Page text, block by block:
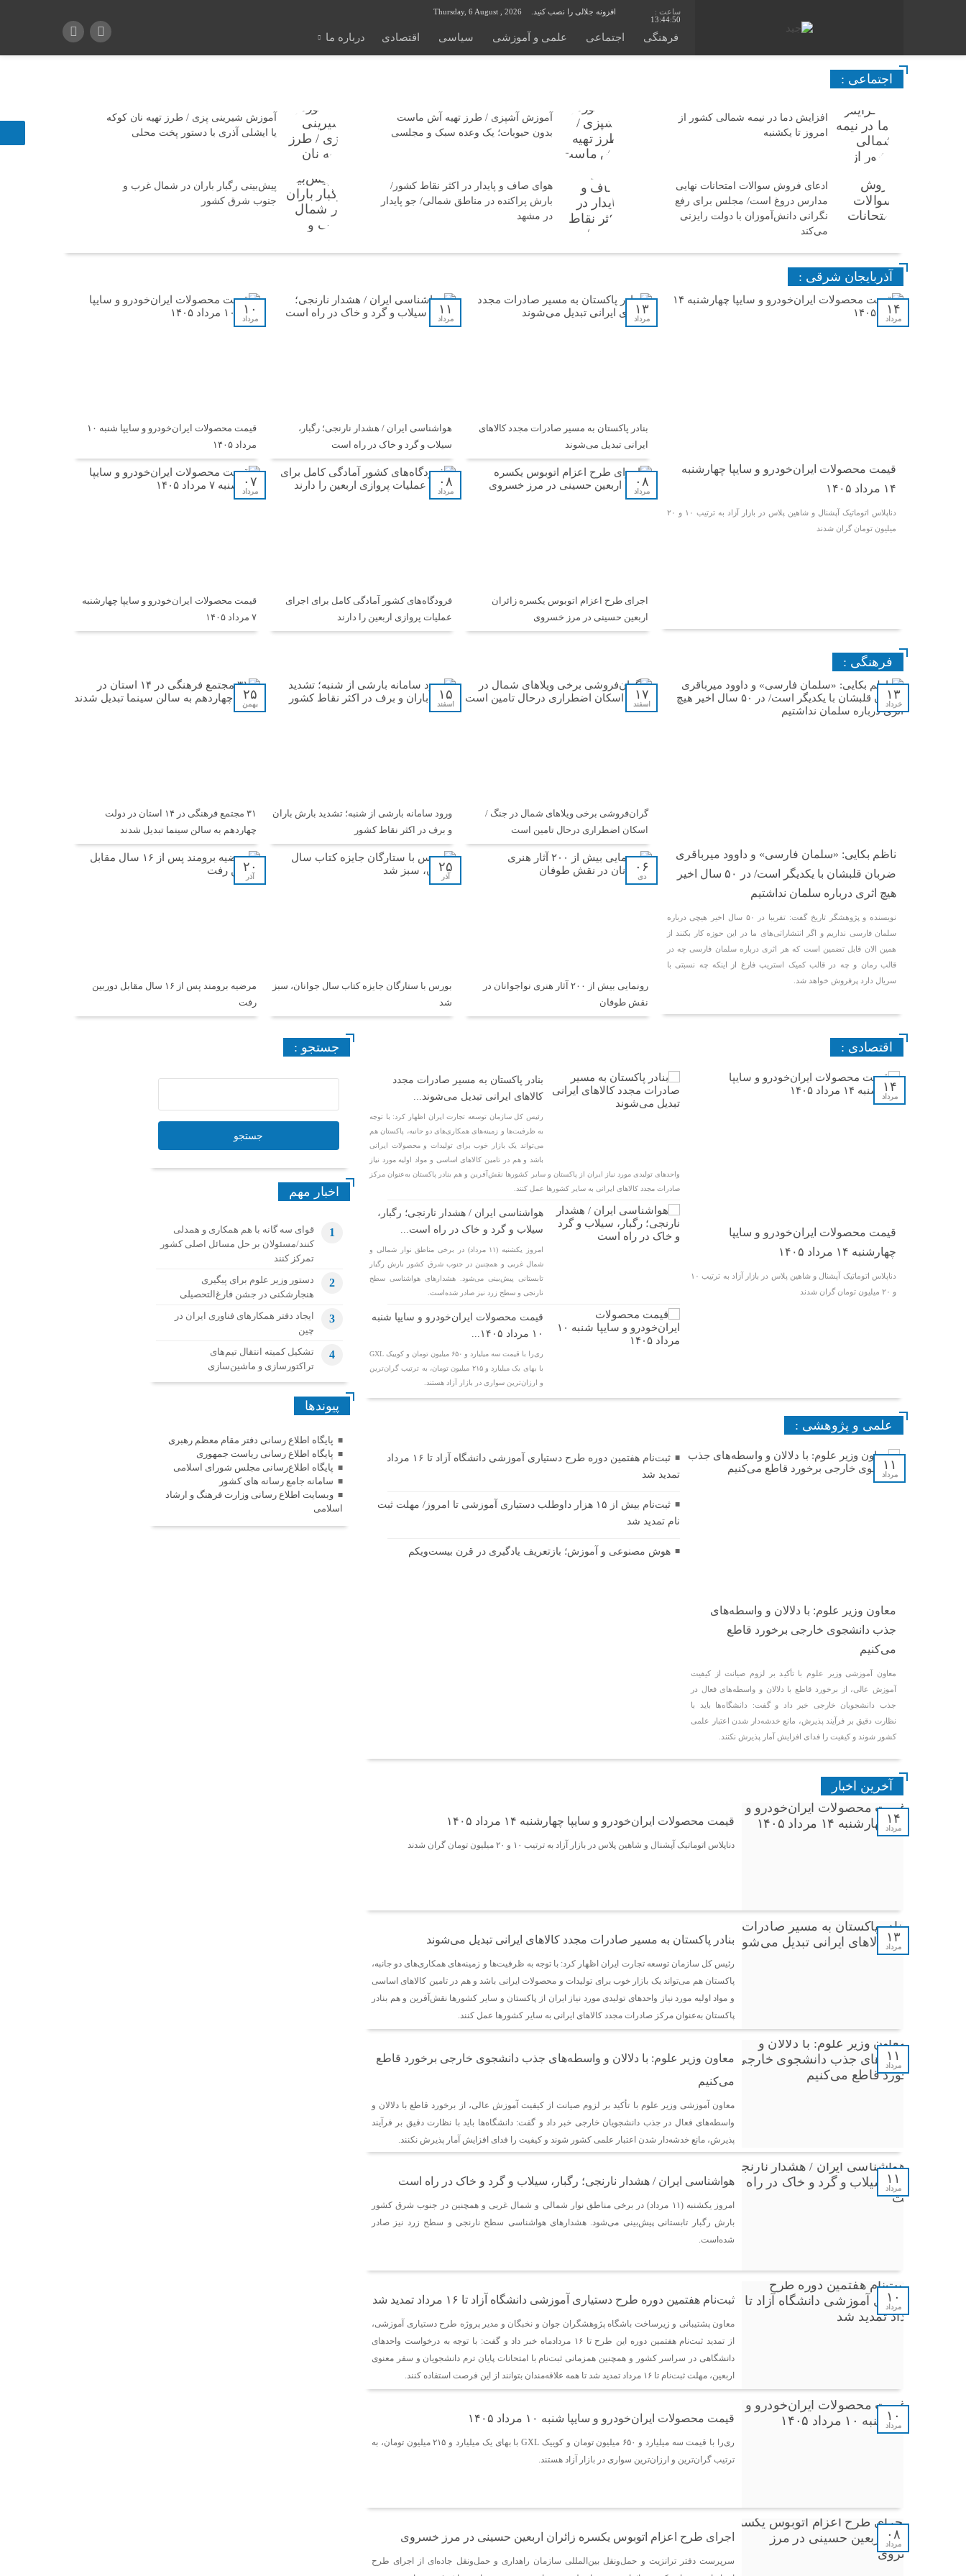
13:44:50
افزونه جلالی را نصب کنید. Thursday, 6 August , 2026
فرهنگی اجتماعی علمی و آموزشی سیاسی اقتصادی درباره ما
اجتماعی :
افزایش دما در نیمه شمالی کشور از
امروز تا یکشنبه
آموزش آشپزی / طرز تهیه آش ماست
بدون حبوبات؛ یک وعده سبک و مجلسی
آموزش شیرینی پزی / طرز تهیه نان کوکه
یا ایشلی آذری با دستور پخت محلی
ادعای فروش سوالات امتحانات نهایی
مدارس دروغ است/ مجلس برای رفع
نگرانی دانش‌آموزان با دولت رایزنی
می‌کند
هوای صاف و پایدار در اکثر نقاط کشور/
بارش پراکنده در مناطق شمالی/ جو پایدار
در مشهد
پیش‌بینی رگبار باران در شمال غرب و
جنوب شرق کشور
آذربایجان شرقی :
۱۴
مرداد
قیمت محصولات ایران‌خودرو و سایپا چهارشنبه
۱۴ مرداد ۱۴۰۵
دناپلاس اتوماتیک آپشنال و شاهین پلاس در بازار آزاد به ترتیب ۱۰ و ۲۰
میلیون تومان گران شدند
۱۳
مرداد
بنادر پاکستان به مسیر صادرات مجدد کالاهای
ایرانی تبدیل می‌شوند
۱۱
مرداد
هواشناسی ایران / هشدار نارنجی؛ رگبار،
سیلاب و گرد و خاک در راه است
۱۰
مرداد
قیمت محصولات ایران‌خودرو و سایپا شنبه ۱۰
مرداد ۱۴۰۵
۰۸
مرداد
اجرای طرح اعزام اتوبوس یکسره زائران
اربعین حسینی در مرز خسروی
۰۸
مرداد
فرودگاه‌های کشور آمادگی کامل برای اجرای
عملیات پروازی اربعین را دارند
۰۷
مرداد
قیمت محصولات ایران‌خودرو و سایپا چهارشنبه
۷ مرداد ۱۴۰۵
فرهنگی :
۱۳
خرداد
ناظم بکایی: «سلمان فارسی» و داوود میرباقری
ضربان قلبشان با یکدیگر است/ در ۵۰ سال اخیر
هیچ اثری درباره سلمان نداشتیم
نویسنده و پژوهشگر تاریخ گفت: تقریبا در ۵۰ سال اخیر هیچی درباره
سلمان فارسی نداریم و اگر انتشاراتی‌های ما در این حوزه کار بکنند از
همین الان قابل تضمین است که هر اثری درباره سلمان فارسی چه در
قالب رمان و چه در قالب کمیک استریپ فارغ از اینکه چه نسبتی با
سریال دارد پرفروش خواهد شد.
۱۷
اسفند
گران‌فروشی برخی ویلاهای شمال در جنگ /
اسکان اضطراری درحال تامین است
۱۵
اسفند
ورود سامانه بارشی از شنبه؛ تشدید بارش باران
و برف در اکثر نقاط کشور
۲۵
بهمن
۳۱ مجتمع فرهنگی در ۱۴ استان در دولت
چهاردهم به سالن سینما تبدیل شدند
۰۶
دی
رونمایی بیش از ۲۰۰ آثار هنری نواجوانان در
نقش طوفان
۲۵
آذر
بورس با ستارگان جایزه کتاب سال جوانان، سبز
شد
۲۰
آذر
مرضیه برومند پس از ۱۶ سال مقابل دوربین
رفت
اقتصادی :
۱۴
مرداد
قیمت محصولات ایران‌خودرو و سایپا
چهارشنبه ۱۴ مرداد ۱۴۰۵
دناپلاس اتوماتیک آپشنال و شاهین پلاس در بازار آزاد به ترتیب ۱۰
و ۲۰ میلیون تومان گران شدند
بنادر پاکستان به مسیر صادرات مجدد
کالاهای ایرانی تبدیل می‌شوند...
رئیس کل سازمان توسعه تجارت ایران اظهار کرد: با توجه
به ظرفیت‌ها و زمینه‌های همکاری‌های دو جانبه، پاکستان هم
می‌تواند یک بازار خوب برای تولیدات و محصولات ایرانی
باشد و هم در تامین کالاهای اساسی و مواد اولیه مورد نیاز
واحدهای تولیدی مورد نیاز ایران از پاکستان و سایر کشورها نقش‌آفرین و هم بنادر پاکستان به‌عنوان مرکز
صادرات مجدد کالاهای ایرانی به سایر کشورها عمل کنند.
هواشناسی ایران / هشدار نارنجی؛ رگبار،
سیلاب و گرد و خاک در راه است...
امروز یکشنبه (۱۱ مرداد) در برخی مناطق نوار شمالی و
شمال غربی و همچنین در جنوب شرق کشور بارش رگبار
تابستانی پیش‌بینی می‌شود. هشدارهای هواشناسی سطح
نارنجی و سطح زرد نیز صادر شده‌است.
قیمت محصولات ایران‌خودرو و سایپا شنبه
۱۰ مرداد ۱۴۰۵...
ری‌را با قیمت سه میلیارد و ۶۵۰ میلیون تومان و کوییک GXL
با بهای یک میلیارد و ۲۱۵ میلیون تومان، به ترتیب گران‌ترین
و ارزان‌ترین سواری در بازار آزاد هستند.
علمی و پژوهشی :
۱۱
مرداد
معاون وزیر علوم: با دلالان و واسطه‌های
جذب دانشجوی خارجی برخورد قاطع
می‌کنیم
معاون آموزشی وزیر علوم با تأکید بر لزوم صیانت از کیفیت
آموزش عالی، از برخورد قاطع با دلالان و واسطه‌های فعال در
جذب دانشجویان خارجی خبر داد و گفت: دانشگاه‌ها باید با
نظارت دقیق بر فرآیند پذیرش، مانع خدشه‌دار شدن اعتبار علمی
کشور شوند و کیفیت را فدای افزایش آمار پذیرش نکنند.
ثبت‌نام هفتمین دوره طرح دستیاری آموزشی دانشگاه آزاد تا ۱۶ مرداد
تمدید شد
ثبت‌نام بیش از ۱۵ هزار داوطلب دستیاری آموزشی تا امروز/ مهلت ثبت
نام تمدید شد
هوش مصنوعی و آموزش؛ بازتعریف یادگیری در قرن بیست‌ویکم
آخرین اخبار
۱۴
مرداد
قیمت محصولات ایران‌خودرو و سایپا چهارشنبه ۱۴ مرداد ۱۴۰۵
دناپلاس اتوماتیک آپشنال و شاهین پلاس در بازار آزاد به ترتیب ۱۰ و ۲۰ میلیون تومان گران شدند
۱۳
مرداد
بنادر پاکستان به مسیر صادرات مجدد کالاهای ایرانی تبدیل می‌شوند
رئیس کل سازمان توسعه تجارت ایران اظهار کرد: با توجه به ظرفیت‌ها و زمینه‌های همکاری‌های دو جانبه،
پاکستان هم می‌تواند یک بازار خوب برای تولیدات و محصولات ایرانی باشد و هم در تامین کالاهای اساسی
و مواد اولیه مورد نیاز واحدهای تولیدی مورد نیاز ایران از پاکستان و سایر کشورها نقش‌آفرین و هم بنادر
پاکستان به‌عنوان مرکز صادرات مجدد کالاهای ایرانی به سایر کشورها عمل کنند.
۱۱
مرداد
معاون وزیر علوم: با دلالان و واسطه‌های جذب دانشجوی خارجی برخورد قاطع
می‌کنیم
معاون آموزشی وزیر علوم با تأکید بر لزوم صیانت از کیفیت آموزش عالی، از برخورد قاطع با دلالان و
واسطه‌های فعال در جذب دانشجویان خارجی خبر داد و گفت: دانشگاه‌ها باید با نظارت دقیق بر فرآیند
پذیرش، مانع خدشه‌دار شدن اعتبار علمی کشور شوند و کیفیت را فدای افزایش آمار پذیرش نکنند.
۱۱
مرداد
هواشناسی ایران / هشدار نارنجی؛ رگبار، سیلاب و گرد و خاک در راه است
امروز یکشنبه (۱۱ مرداد) در برخی مناطق نوار شمالی و شمال غربی و همچنین در جنوب شرق کشور
بارش رگبار تابستانی پیش‌بینی می‌شود. هشدارهای هواشناسی سطح نارنجی و سطح زرد نیز صادر
شده‌است.
۱۰
مرداد
ثبت‌نام هفتمین دوره طرح دستیاری آموزشی دانشگاه آزاد تا ۱۶ مرداد تمدید شد
معاون پشتیبانی و زیرساخت باشگاه پژوهشگران جوان و نخبگان و مدیر پروژه طرح دستیاری آموزشی،
از تمدید ثبت‌نام هفتمین دوره این طرح تا ۱۶ مردادماه خبر داد و گفت: با توجه به درخواست واحدهای
دانشگاهی در سراسر کشور و همچنین همزمانی ثبت‌نام با امتحانات پایان ترم دانشجویان و سفر معنوی
اربعین، مهلت ثبت‌نام تا ۱۶ مرداد تمدید شد تا همه علاقه‌مندان بتوانند از این فرصت استفاده کنند.
۱۰
مرداد
قیمت محصولات ایران‌خودرو و سایپا شنبه ۱۰ مرداد ۱۴۰۵
ری‌را با قیمت سه میلیارد و ۶۵۰ میلیون تومان و کوییک GXL با بهای یک میلیارد و ۲۱۵ میلیون تومان، به
ترتیب گران‌ترین و ارزان‌ترین سواری در بازار آزاد هستند.
۰۸
مرداد
اجرای طرح اعزام اتوبوس یکسره زائران اربعین حسینی در مرز خسروی
سرپرست دفتر ترانزیت و حمل‌ونقل بین‌المللی سازمان راهداری و حمل‌ونقل جاده‌ای از اجرای طرح
جستجو :
اخبار مهم
1
قوای سه گانه با هم همکاری و همدلی
کنند/مسئولان بر حل مسائل اصلی کشور
تمرکز کنند
2
دستور وزیر علوم برای پیگیری
هنجارشکنی در جشن فارغ‌التحصیلی
3
ایجاد دفتر همکارهای فناوری ایران در
چین
4
تشکیل کمیته انتقال تیم‌های
تراکتورسازی و ماشین‌سازی
پیوندها
پایگاه اطلاع رسانی دفتر مقام معظم رهبری
پایگاه اطلاع رسانی ریاست جمهوری
پایگاه اطلاع‌رسانی مجلس شورای اسلامی
سامانه جامع رسانه های کشور
وبسایت اطلاع رسانی وزارت فرهنگ و ارشاد
اسلامی